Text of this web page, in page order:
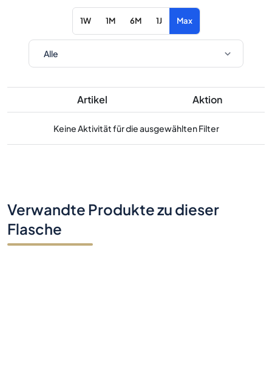
1W 1M 6M 1J Max
Artikel Aktion
Keine Aktivität für die ausgewählten Filter
Verwandte Produkte zu dieser
Flasche